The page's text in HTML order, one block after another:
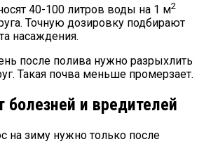
40-100 литров воды на 1 м2
Точную дозировку подбирают
насаждения.
после полива нужно разрыхлить
Такая почва меньше промерзает.
болезней и вредителей
на зиму нужно только после